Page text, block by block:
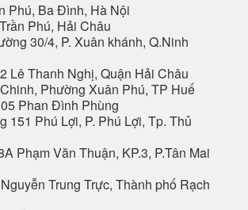
Phú, Ba Đình, Hà Nội
Phú, Hải Châu
30/4, P. Xuân khánh, Q.Ninh
Lê Thanh Nghị, Quận Hải Châu
Phường Xuân Phú, TP Huế
Phan Đình Phùng
151 Phú Lợi, P. Phú Lợi, Tp. Thủ
Phạm Văn Thuận, KP.3, P.Tân Mai
Trung Trực, Thành phố Rạch